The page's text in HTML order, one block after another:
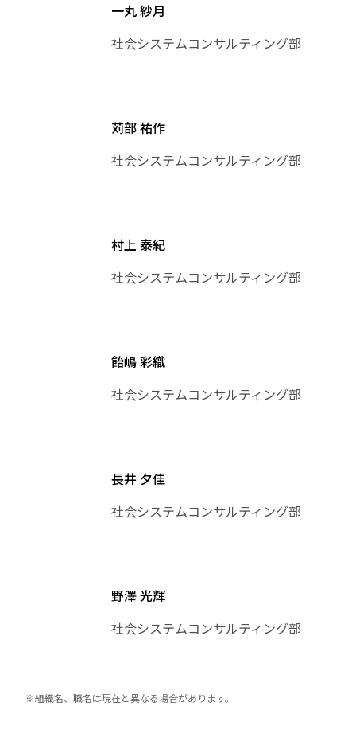
一丸 紗月
社会システムコンサルティング部
苅部 祐作
社会システムコンサルティング部
村上 泰紀
社会システムコンサルティング部
飴嶋 彩織
社会システムコンサルティング部
長井 夕佳
社会システムコンサルティング部
野澤 光輝
社会システムコンサルティング部
※組織名、職名は現在と異なる場合があります。